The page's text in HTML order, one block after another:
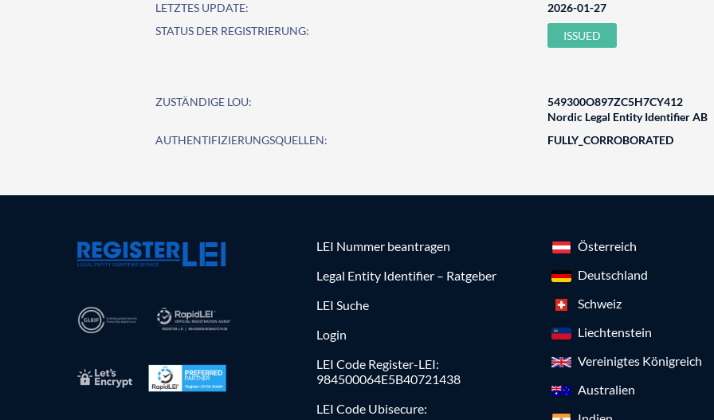
LETZTES UPDATE:
2026-01-27
STATUS DER REGISTRIERUNG:
ISSUED
ZUSTÄNDIGE LOU:
549300O897ZC5H7CY412
Nordic Legal Entity Identifier AB
AUTHENTIFIZIERUNGSQUELLEN:
FULLY_CORROBORATED
LEI Nummer beantragen
Legal Entity Identifier – Ratgeber
LEI Suche
Login
LEI Code Register-LEI:
984500064E5B40721438
LEI Code Ubisecure:
Österreich
Deutschland
Schweiz
Liechtenstein
Vereinigtes Königreich
Australien